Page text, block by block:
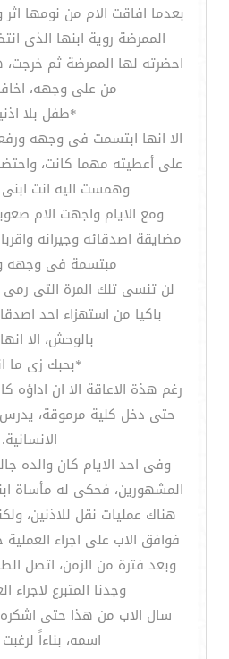
بعدما افاقت الام من نومها
الممرضة روية ابنها الذى
احضرته لها الممرضة ثم خرجت،
من على وجهه،
*طفل بلا
الا انها ابتسمت فى وجهه
على أعطيته مهما كانت،
وهمست اليه انت
ومع الايام واجهت الام
مضايقة اصدقائه وجيرانه
مبتسمة فى وجهه
لن تنسى تلك المرة التى
باكيا من استهزاء احد
بالوحش، الا
*بحبك زى ما
رغم هذة الاعاقة الا ان اداؤه
حتى دخل كلية مرموقة، يدرس
الانسانية.
وفى احد الايام كان والده
المشهورين، فحكى له مأساة
هناك عمليات نقل للاذنين،
فوافق الاب على اجراء
وبعد فترة من الزمن، اتصل
وجدنا المتبرع لاجراء
سال الاب من هذا حتى
اسمه، بناءاً لرغبت